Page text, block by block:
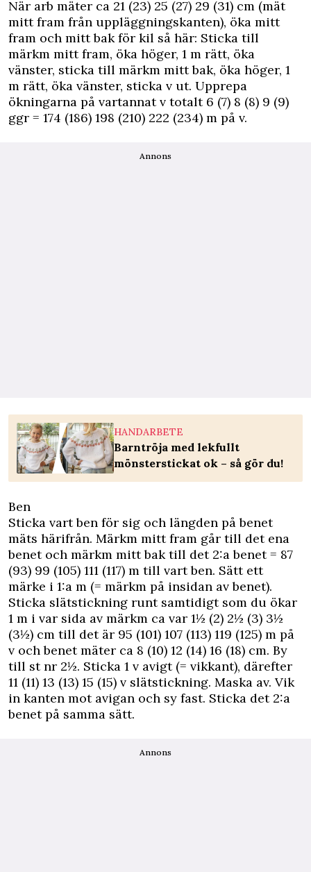
När arb mäter ca 21 (23) 25 (27) 29 (31) cm (mät
mitt fram från uppläggningskanten), öka mitt
fram och mitt bak för kil så här: Sticka till
märkm mitt fram, öka höger, 1 m rätt, öka
vänster, sticka till märkm mitt bak, öka höger, 1
m rätt, öka vänster, sticka v ut. Upprepa
ökningarna på vartannat v totalt 6 (7) 8 (8) 9 (9)
ggr = 174 (186) 198 (210) 222 (234) m på v.
Annons
HANDARBETE
Barntröja med lekfullt
mönsterstickat ok – så gör du!
Ben
Sticka vart ben för sig och längden på benet
mäts härifrån. Märkm mitt fram går till det ena
benet och märkm mitt bak till det 2:a benet = 87
(93) 99 (105) 111 (117) m till vart ben. Sätt ett
märke i 1:a m (= märkm på insidan av benet).
Sticka slätstickning runt samtidigt som du ökar
1 m i var sida av märkm ca var 1½ (2) 2½ (3) 3½
(3½) cm till det är 95 (101) 107 (113) 119 (125) m på
v och benet mäter ca 8 (10) 12 (14) 16 (18) cm. By
till st nr 2½. Sticka 1 v avigt (= vikkant), därefter
11 (11) 13 (13) 15 (15) v slätstickning. Maska av. Vik
in kanten mot avigan och sy fast. Sticka det 2:a
benet på samma sätt.
Annons